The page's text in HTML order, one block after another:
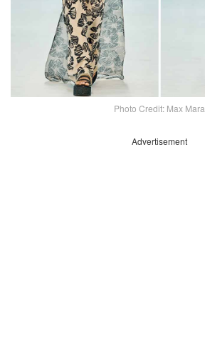
Photo Credit: Max Mara
Advertisement